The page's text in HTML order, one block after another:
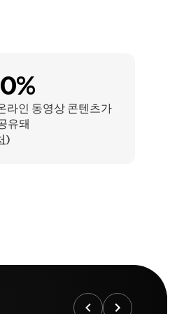
라인 동영상 콘텐츠가
유돼
)